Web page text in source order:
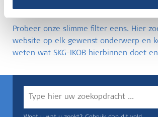
Niet gevonden wat u
Probeer onze slimme filter eens. Hier
website op elk gewenst onderwerp en
weten wat SKG-IKOB hierbinnen doet